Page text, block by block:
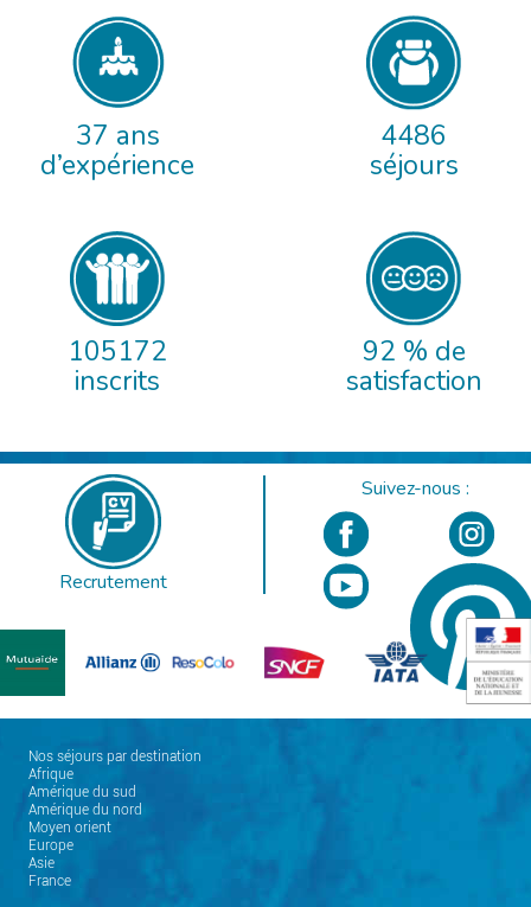
37 ans
d’expérience
4486
séjours
105172
inscrits
92 % de
satisfaction
Recrutement
Suivez-nous :
Nos séjours par destination
Afrique
Amérique du sud
Amérique du nord
Moyen orient
Europe
Asie
France